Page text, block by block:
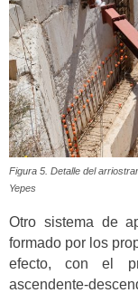
Figura 5. Detalle del
Yepes
Otro sistema de
formado por los
efecto, con el
ascendente-